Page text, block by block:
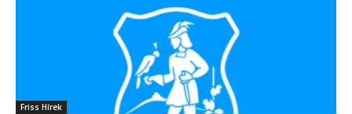
Friss Hírek